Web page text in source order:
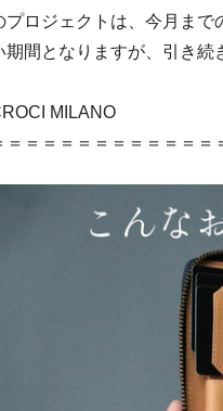
プロジェクトは、今月まで
期間となりますが、引き続
MILANO
＝＝＝＝＝＝＝＝＝＝＝＝